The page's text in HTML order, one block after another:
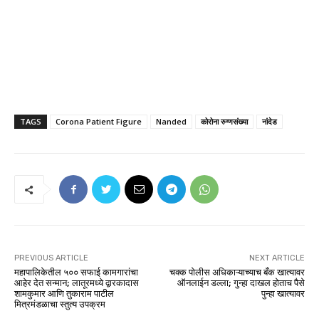
TAGS Corona Patient Figure Nanded कोरोना रुग्णसंख्या नांदेड
PREVIOUS ARTICLE
महापालिकेतील ५०० सफाई कामगारांचा
आहेर देत सन्मान; लातूरमध्ये द्वारकादास
शामकुमार आणि तुकाराम पाटील
मित्रमंडळाचा स्तुत्य उपक्रम
NEXT ARTICLE
चक्क पोलीस अधिकाऱ्याच्याच बँक खात्यावर
ऑनलाईन डल्ला; गुन्हा दाखल होताच पैसे
पुन्हा खात्यावर